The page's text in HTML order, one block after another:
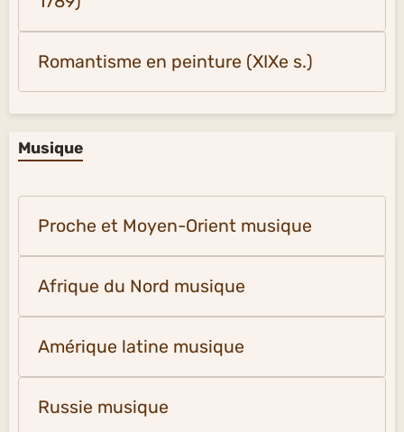
Romantisme en peinture (XIXe s.)
Musique
Proche et Moyen-Orient musique
Afrique du Nord musique
Amérique latine musique
Russie musique